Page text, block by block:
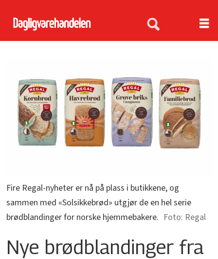
Fire Regal-nyheter er nå på plass i butikkene, og
sammen med «Solsikkebrød» utgjør de en hel serie
brødblandinger for norske hjemmebakere.
Regal
Nye brødblandinger fra